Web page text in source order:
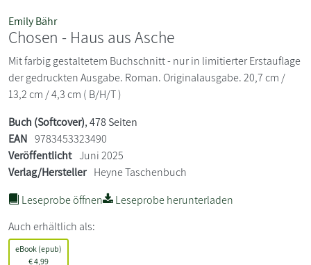
Emily Bähr
Chosen - Haus aus Asche
Mit farbig gestaltetem Buchschnitt - nur in limitierter Erstauflage
der gedruckten Ausgabe. Roman. Originalausgabe. 20,7 cm /
13,2 cm / 4,3 cm ( B/H/T )
Buch (Softcover), 478 Seiten
EAN 9783453323490
Veröffentlicht Juni 2025
Verlag/Hersteller Heyne Taschenbuch
Leseprobe öffnen
Leseprobe herunterladen
Auch erhältlich als:
eBook (epub)
€4,99